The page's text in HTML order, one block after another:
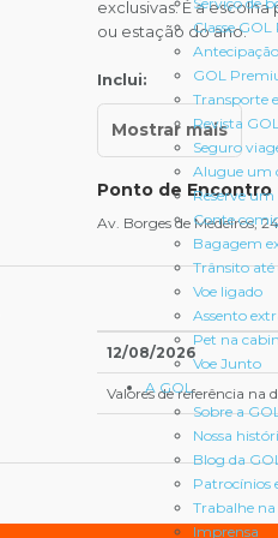
Classe
GOL
Transporte
Revista
Seguro
Alugue um
Reserve um
Conte
Bagagem
Trânsito
Voe ligado
Assento
Pet na
Voe Junto
A GOL
Sobre a
Nossa
Blog da
Patrocínios
Trabalhe
Imprensa
exclusivas. É a
ou estação do ano.
Inclui:
Ponto de Encontro
Av. Borges de Medeiros,
12/08/2026
Valores de referência na